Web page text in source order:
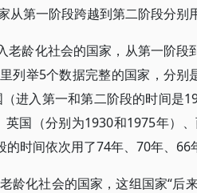
第一阶段跨越到第二阶段分别
老龄化社会的国家，从第一阶段
列举5个数据完整的国家，分别
进入第一和第二阶段的时间是
国（分别为1930和1975年）
时间依次用了74年、70年、66
龄化社会的国家，这组国家“后